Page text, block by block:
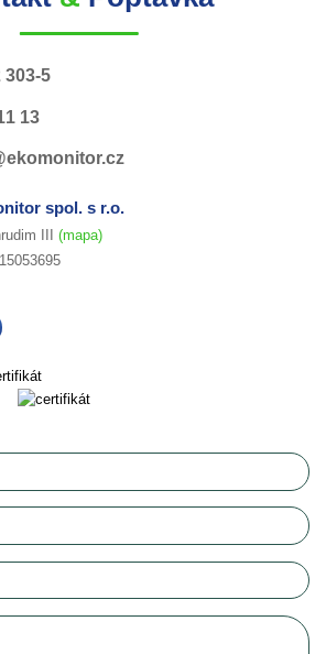
303-5
13
spol. s r.o.
III (mapa)